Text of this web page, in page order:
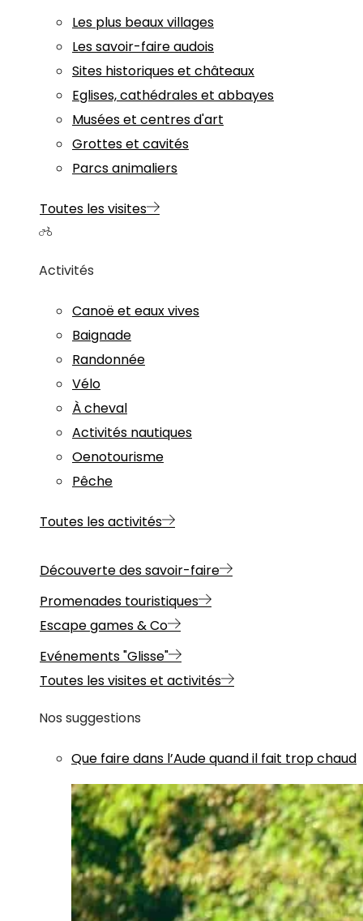
Les plus beaux villages
Les savoir-faire audois
Sites historiques et châteaux
Eglises, cathédrales et abbayes
Musées et centres d'art
Grottes et cavités
Parcs animaliers
Toutes les visites
Activités
Canoë et eaux vives
Baignade
Randonnée
Vélo
À cheval
Activités nautiques
Oenotourisme
Pêche
Toutes les activités
Découverte des savoir-faire
Promenades touristiques
Escape games & Co
Evénements "Glisse"
Toutes les visites et activités
Nos suggestions
Que faire dans l’Aude quand il fait trop chaud